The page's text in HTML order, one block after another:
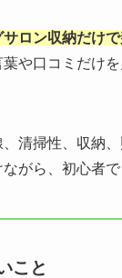
サロン収納だけ
や口コミだけ
清掃性、収納
がら、初心者
こと